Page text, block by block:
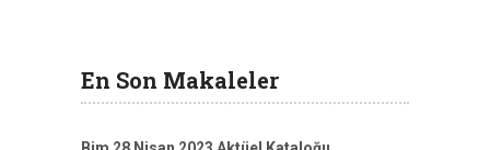
En Son Makaleler